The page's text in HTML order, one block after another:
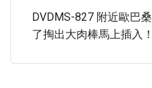
DVDMS-827 附近歐巴
了掏出大肉棒馬上插入